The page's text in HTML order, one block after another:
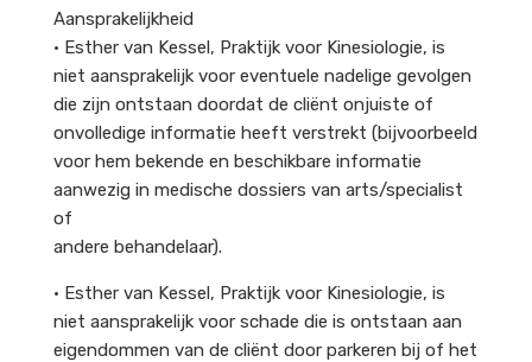
Aansprakelijkheid
• Esther van Kessel, Praktijk voor Kinesiologie, is
niet aansprakelijk voor eventuele nadelige gevolgen
die zijn ontstaan doordat de cliënt onjuiste of
onvolledige informatie heeft verstrekt (bijvoorbeeld
voor hem bekende en beschikbare informatie
aanwezig in medische dossiers van arts/specialist
of
andere behandelaar).
• Esther van Kessel, Praktijk voor Kinesiologie, is
niet aansprakelijk voor schade die is ontstaan aan
eigendommen van de cliënt door parkeren bij of het